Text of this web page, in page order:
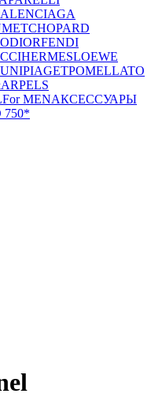
CHOPARD
DIORFENDI
HERMESLOEWE
PIAGETPOMELLATO
For MENАКСЕССУАРЫ